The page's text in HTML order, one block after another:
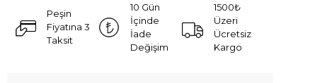
Peşin
Fiyatına 3
Taksit
10 Gün
İçinde
İade
Değişim
1500₺
Üzeri
Ücretsiz
Kargo